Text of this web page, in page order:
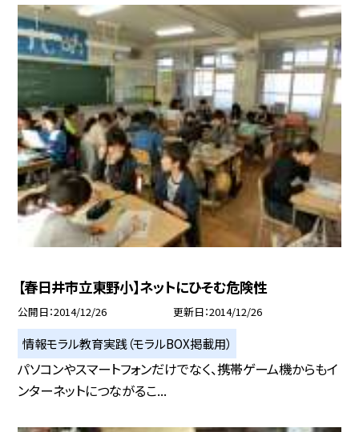
【春日井市立東野小】ネットにひそむ危険性
公開日 2014/12/26 更新日 2014/12/26
情報モラル教育実践（モラルBOX掲載用）
パソコンやスマートフォンだけでなく、携帯ゲーム機からもイ
ンターネットにつながるこ...